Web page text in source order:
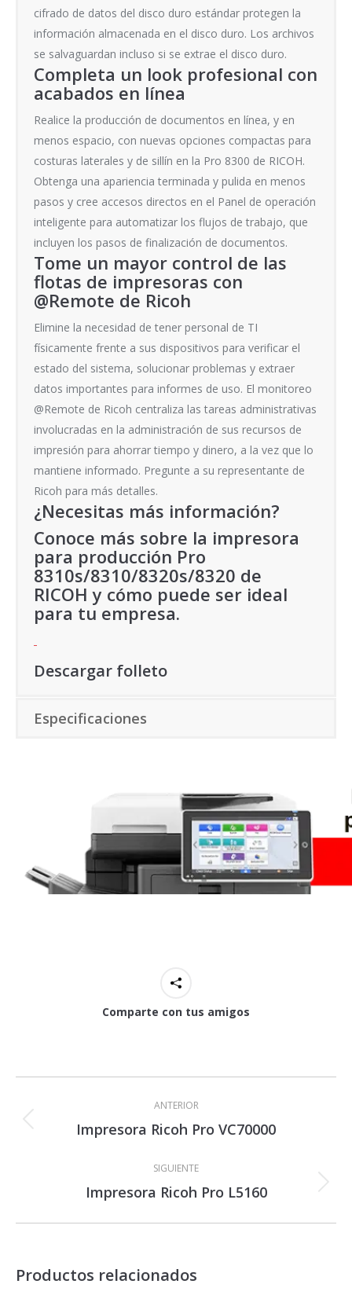
cifrado de datos del disco duro estándar protegen la
información almacenada en el disco duro. Los archivos
se salvaguardan incluso si se extrae el disco duro.
Completa un look profesional con
acabados en línea
Realice la producción de documentos en línea, y en
menos espacio, con nuevas opciones compactas para
costuras laterales y de sillín en la Pro 8300 de RICOH.
Obtenga una apariencia terminada y pulida en menos
pasos y cree accesos directos en el Panel de operación
inteligente para automatizar los flujos de trabajo, que
incluyen los pasos de finalización de documentos.
Tome un mayor control de las
flotas de impresoras con
@Remote de Ricoh
Elimine la necesidad de tener personal de TI
físicamente frente a sus dispositivos para verificar el
estado del sistema, solucionar problemas y extraer
datos importantes para informes de uso. El monitoreo
@Remote de Ricoh centraliza las tareas administrativas
involucradas en la administración de sus recursos de
impresión para ahorrar tiempo y dinero, a la vez que lo
mantiene informado. Pregunte a su representante de
Ricoh para más detalles.
¿Necesitas más información?
Conoce más sobre la impresora
para producción Pro
8310s/8310/8320s/8320 de
RICOH y cómo puede ser ideal
para tu empresa.
Descargar folleto
Especificaciones
Comparte con tus amigos
Navegación
entre
proyectos
ANTERIOR
Proyecto
Impresora Ricoh Pro VC70000
SIGUIENTE
Proyecto
Impresora Ricoh Pro L5160
Productos relacionados